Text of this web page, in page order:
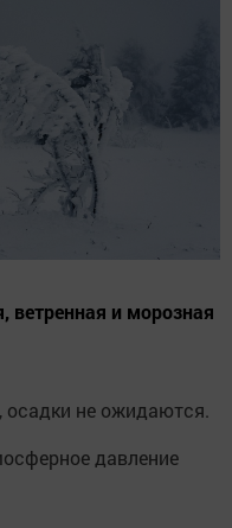
ветренная и морозная
осадки не ожидаются.
давление